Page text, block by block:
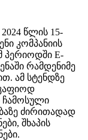
წლის 15-
კომპანიის
პერიოდში E-
რამდენიმე
ამ სტენდზე
ჩამოსული
ძირითადად
შხაპის